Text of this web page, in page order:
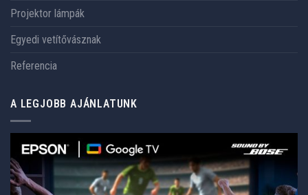
Projektor lámpák
Egyedi vetítővásznak
Referencia
A LEGJOBB AJÁNLATUNK